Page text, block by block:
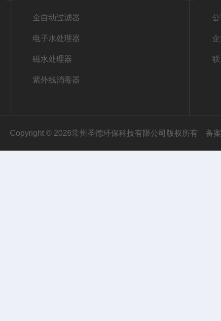
全自动过滤器
电子水处理器
磁水处理器
紫外线消毒器
Copyright © 2026常州圣德环保科技有限公司版权所有 备